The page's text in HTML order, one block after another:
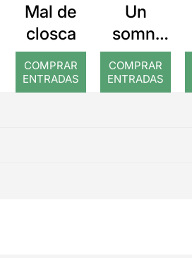
Mal de
closca
COMPRAR
ENTRADAS
Un
somni
pirata
COMPRAR
ENTRADAS